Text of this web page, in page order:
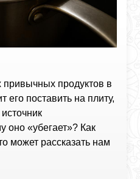
привычных продуктов в
поставить на плиту,
оно «убегает»? Как
может рассказать нам